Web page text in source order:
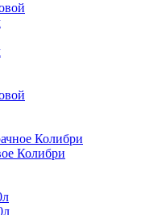
Колибри
Колибри